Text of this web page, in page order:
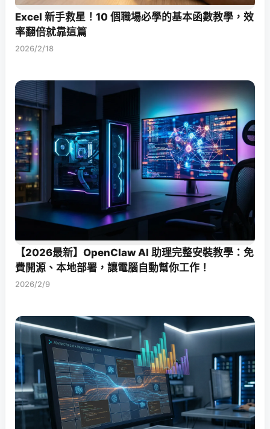
Excel 新手救星！10 個職場必學的基本函數教學，效
率翻倍就靠這篇
2026/2/18
【2026最新】OpenClaw AI 助理完整安裝教學：免
費開源、本地部署，讓電腦自動幫你工作！
2026/2/9